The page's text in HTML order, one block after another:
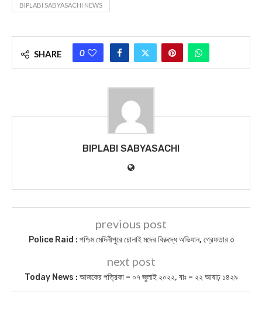
BIPLABI SABYASACHI NEWS
SHARE 0
BIPLABI SABYASACHI
previous post
Police Raid : পশ্চিম মেদিনীপুরে চোলাই মদের বিরুদ্ধে অভিযান, গ্রেফতার ৩
next post
Today News : আজকের পত্রিকা – ০৭ জুলাই ২০২২, বাঃ – ২২ আষাঢ় ১৪২৯